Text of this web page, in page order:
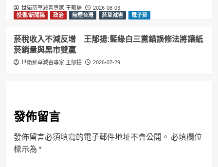
世衛菸草減害專家 王郁揚
2026-08-03
投書/新聞稿
政治 無煙台灣 菸草減害 電子菸
菸稅收入不減反增 王郁揚:藍綠白三黨錯誤修法將讓紙
菸銷量與黑市雙贏
世衛菸草減害專家 王郁揚 2026-07-29
發佈留言
發佈留言必須填寫的電子郵件地址不會公開。 必填欄位
標示為 *